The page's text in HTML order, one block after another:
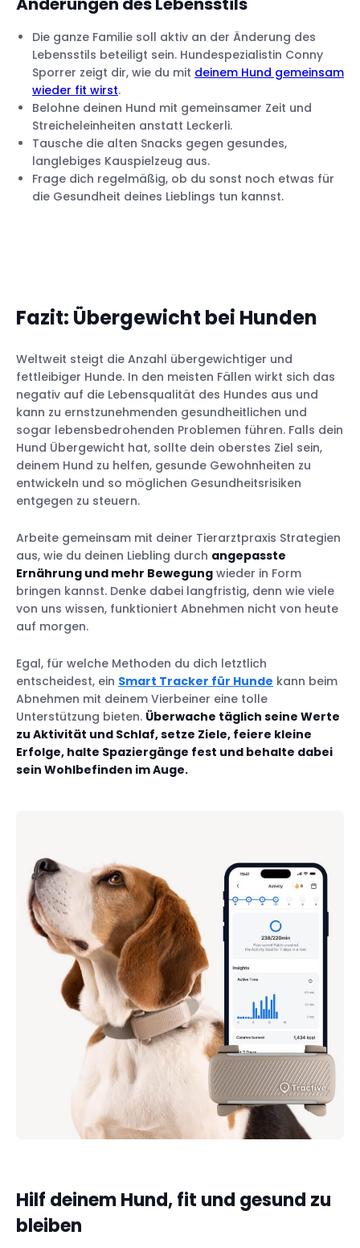
Die ganze Familie soll aktiv an der Änderung des
Lebensstils beteiligt sein. Hundespezialistin Conny
Sporrer zeigt dir, wie du mit deinem Hund gemeinsam
wieder fit wirst.
Belohne deinen Hund mit gemeinsamer Zeit und
Streicheleinheiten anstatt Leckerli.
Tausche die alten Snacks gegen gesundes,
langlebiges Kauspielzeug aus.
Frage dich regelmäßig, ob du sonst noch etwas für
die Gesundheit deines Lieblings tun kannst.
Fazit: Übergewicht bei Hunden
Weltweit steigt die Anzahl übergewichtiger und
fettleibiger Hunde. In den meisten Fällen wirkt sich das
negativ auf die Lebensqualität des Hundes aus und
kann zu ernstzunehmenden gesundheitlichen und
sogar lebensbedrohenden Problemen führen. Falls dein
Hund Übergewicht hat, sollte dein oberstes Ziel sein,
deinem Hund zu helfen, gesunde Gewohnheiten zu
entwickeln und so möglichen Gesundheitsrisiken
entgegen zu steuern.
Arbeite gemeinsam mit deiner Tierarztpraxis Strategien
aus, wie du deinen Liebling durch angepasste
Ernährung und mehr Bewegung wieder in Form
bringen kannst. Denke dabei langfristig, denn wie viele
von uns wissen, funktioniert Abnehmen nicht von heute
auf morgen.
Egal, für welche Methoden du dich letztlich
entscheidest, ein Smart Tracker für Hunde kann beim
Abnehmen mit deinem Vierbeiner eine tolle
Unterstützung bieten. Überwache täglich seine Werte
zu Aktivität und Schlaf, setze Ziele, feiere kleine
Erfolge, halte Spaziergänge fest und behalte dabei
sein Wohlbefinden im Auge.
Hilf deinem Hund, fit und gesund zu
bleiben